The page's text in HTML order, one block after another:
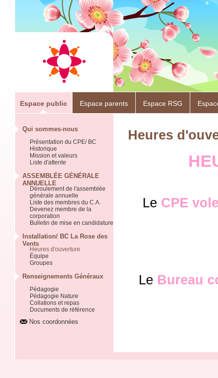
Espace public Espace parents Espace RSG
Qui sommes-nous
Présentation du CPE/ BC
Historique
Mission et valeurs
Liste d'attente
ASSEMBLÉE GÉNÉRALE
ANNUELLE
Déroulement de l'assemblée
générale annuelle
Liste des membres du C.A.
Devenez membre de la
corporation
Bulletin de mise en candidature
Installation/ BC La Rose des
Vents
Heures d'ouverture
Équipe
Groupes
Renseignements Généraux
Pédagogie
Pédagogie Nature
Collations et repas
Documents de référence
Nos coordonnées
Heures
Le CPE
Le Bureau